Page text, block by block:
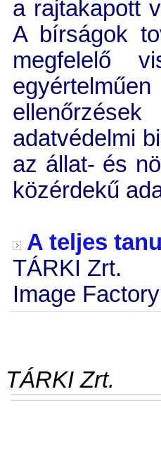
a rajtakapott
A bírságok
megfelelő
adatvédelmi
az állat- és
közérdekű
A teljes
TÁRKI Zrt.
Image Factory
TÁRKI Zrt.